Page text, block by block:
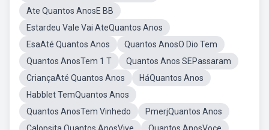
Ate Quantos AnosE BB
Estardeu Vale Vai AteQuantos Anos
EsaAté Quantos Anos
Quantos AnosO Dio Tem
Quantos AnosTem 1 T
Quantos Anos SEPassaram
CriançaAté Quantos Anos
HáQuantos Anos
Habblet TemQuantos Anos
Quantos AnosTem Vinhedo
PmerjQuantos Anos